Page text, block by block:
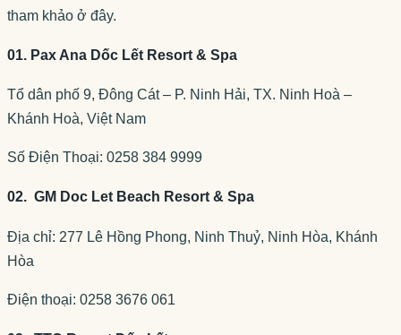
tham khảo ở đây.
01. Pax Ana Dốc Lết Resort & Spa
Tổ dân phố 9, Đông Cát – P. Ninh Hải, TX. Ninh Hoà –
Khánh Hoà, Việt Nam
Số Điện Thoại: 0258 384 9999
02. GM Doc Let Beach Resort & Spa
Địa chỉ: 277 Lê Hồng Phong, Ninh Thuỷ, Ninh Hòa, Khánh
Hòa
Điện thoại: 0258 3676 061